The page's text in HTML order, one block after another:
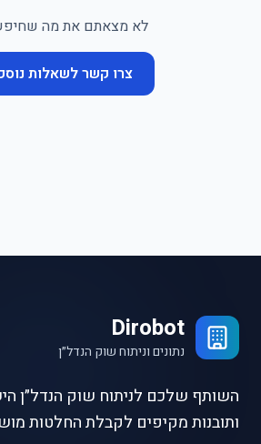
לא מצאתם את מה
צרו קשר לשאלות
Dirobot
נתונים וניתוח שוק הנדל״ן
השותף שלכם לניתוח שוק הנדל״ן
ותובנות מקיפים לקבלת החלטות